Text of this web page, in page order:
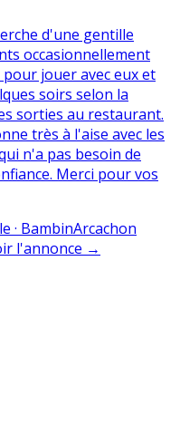
d'une gentille
occasionnellement
jouer avec eux et
soirs selon la
sorties au restaurant.
très à l'aise avec les
n'a pas besoin de
Merci pour vos
· BambinArcachon
l'annonce →